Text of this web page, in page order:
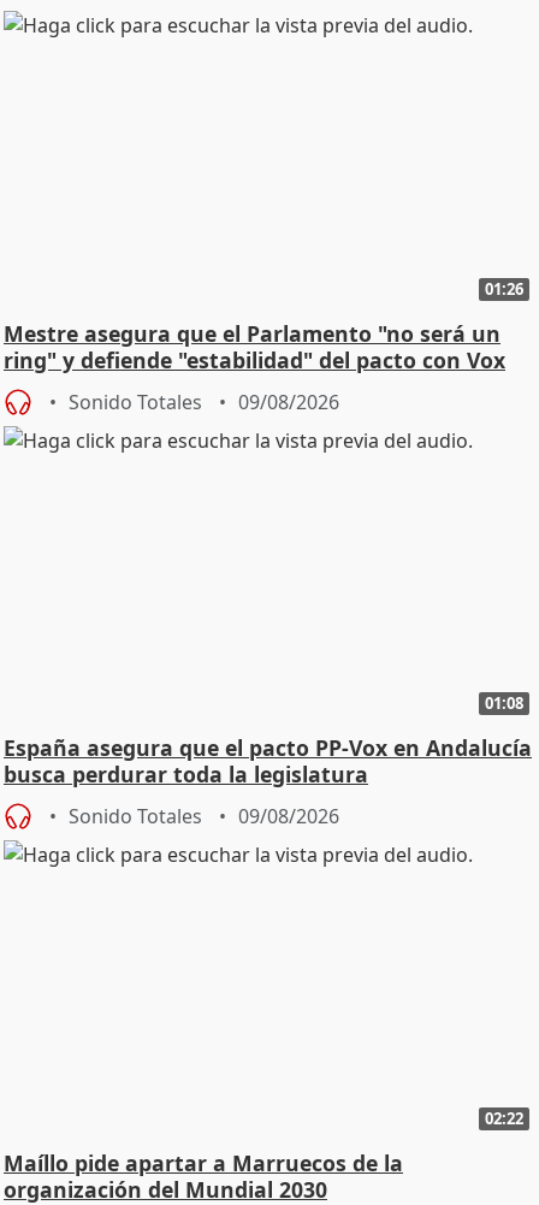
01:26
Mestre asegura que el Parlamento "no será un
ring" y defiende "estabilidad" del pacto con Vox
Sonido Totales 09/08/2026
01:08
España asegura que el pacto PP-Vox en Andalucía
busca perdurar toda la legislatura
Sonido Totales 09/08/2026
02:22
Maíllo pide apartar a Marruecos de la
organización del Mundial 2030